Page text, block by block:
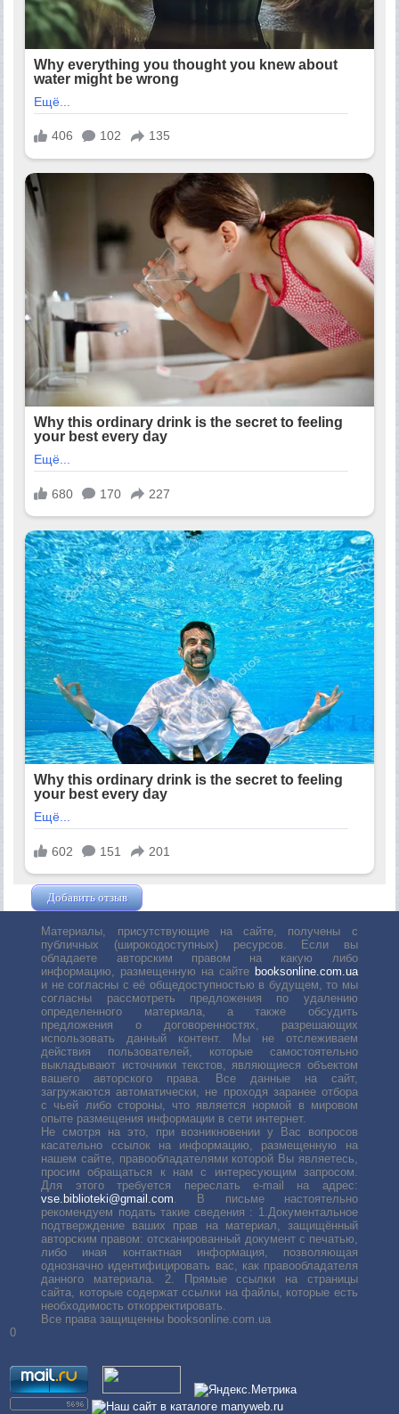
Добавить отзыв
Материалы, присутствующие на сайте, получены с
публичных (широкодоступных) ресурсов. Если вы
обладаете авторским правом на какую либо
информацию, размещенную на сайте booksonline.com.ua
и не согласны с её общедоступностью в будущем, то мы
согласны рассмотреть предложения по удалению
определенного материала, а также обсудить
предложения о договоренностях, разрешающих
использовать данный контент. Мы не отслеживаем
действия пользователей, которые самостоятельно
выкладывают источники текстов, являющиеся объектом
вашего авторского права. Все данные на сайт,
загружаются автоматически, не проходя заранее отбора
с чьей либо стороны, что является нормой в мировом
опыте размещения информации в сети интернет.
Не смотря на это, при возникновении у Вас вопросов
касательно ссылок на информацию, размещенную на
нашем сайте, правообладателями которой Вы являетесь,
просим обращаться к нам с интересующим запросом.
Для этого требуется переслать е-mail на адрес:
vse.biblioteki@gmail.com. В письме настоятельно
рекомендуем подать такие сведения : 1.Документальное
подтверждение ваших прав на материал, защищённый
авторским правом: отсканированный документ с печатью,
либо иная контактная информация, позволяющая
однозначно идентифицировать вас, как правообладателя
данного материала. 2. Прямые ссылки на страницы
сайта, которые содержат ссылки на файлы, которые есть
необходимость откорректировать.
Все права защищенны booksonline.com.ua
0